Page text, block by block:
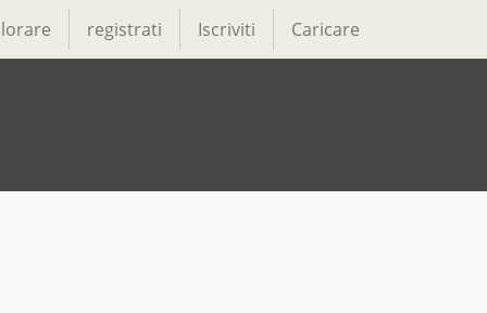
registrati Iscriviti Caricare